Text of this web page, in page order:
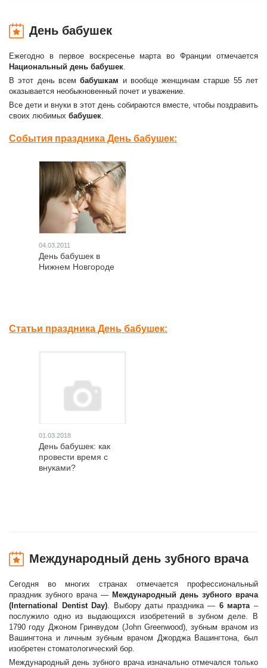
День бабушек
Ежегодно в первое воскресенье марта во Франции отмечается
Национальный день бабушек.
В этот день всембабушкам и вообще женщинам старше 55 лет
оказывается необыкновенный почет и уважение.
Все дети и внуки в этот день собираются вместе, чтобы поздравить
своих любимых бабушек.
События праздника День бабушек:
04.03.2011
День бабушек в
Нижнем Новгороде
Статьи праздника День бабушек:
01.03.2018
День бабушек: как
провести время с
внуками?
Международный день зубного врача
Сегодня во многих странах отмечается профессиональный
праздник зубного врача — Международный день зубного врача
(International Dentist Day). Выбору даты праздника — 6 марта–
послужило одно из выдающихся изобретений в зубном деле. В
1790 году Джоном Гринвудом (John Greenwood), зубным врачом из
Вашингтона и личным зубным врачом Джорджа Вашингтона, был
изобретен стоматологический бор.
Международный день зубного врача изначально отмечался только